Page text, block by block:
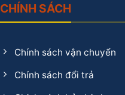
CHÍNH SÁCH
Chính sách vận chuyển
Chính sách đổi trả